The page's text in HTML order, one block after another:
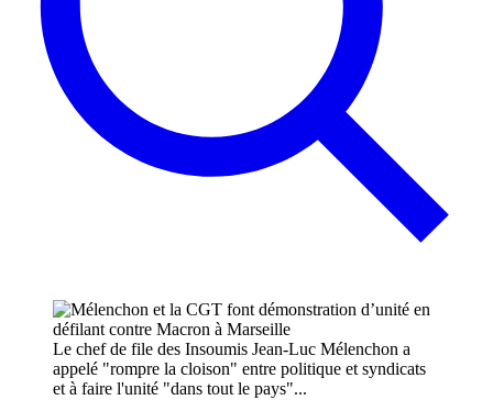
Le chef de file des Insoumis Jean-Luc Mélenchon a
appelé "rompre la cloison" entre politique et syndicats
et à faire l'unité "dans tout le pays"...